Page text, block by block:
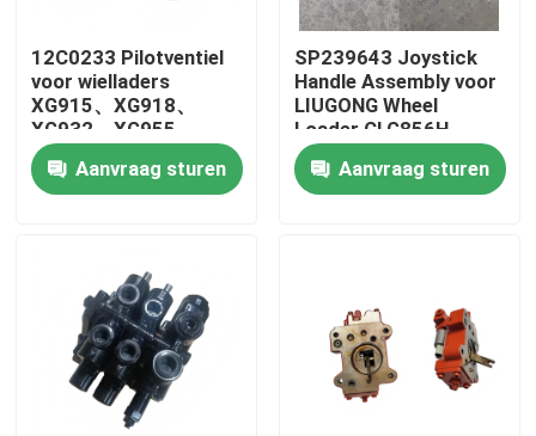
Huis
Producten
Ongeveer ons
Fabrieksreis
12C0233 Pilotventiel
voor wielladers
XG915、XG918、
XG932、XG955、
XG962、XG982
Onderdelen
Aanvraag sturen
SP239643 Joystick
Handle Assembly voor
LIUGONG Wheel
Loader CLG856H
Graafmachine
CLG920D、
CLG922D、CLG925D
Aanvraag sturen